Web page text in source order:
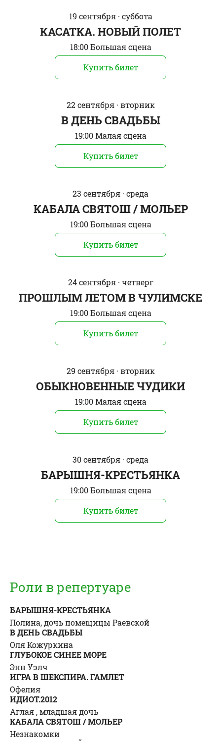
19 сентября · суббота
КАСАТКА. НОВЫЙ ПОЛЕТ
18:00 Большая сцена
Купить билет
22 сентября · вторник
В ДЕНЬ СВAДЬБЫ
19:00 Малая сцена
Купить билет
23 сентября · среда
КАБАЛА СВЯТОШ / МОЛЬЕР
19:00 Большая сцена
Купить билет
24 сентября · четверг
ПРОШЛЫМ ЛЕТОМ В ЧУЛИМСКЕ
19:00 Большая сцена
Купить билет
29 сентября · вторник
ОБЫКНОВЕННЫЕ ЧУДИКИ
19:00 Малая сцена
Купить билет
30 сентября · среда
БАРЫШНЯ-КРЕСТЬЯНКА
19:00 Большая сцена
Купить билет
Роли в репертуаре
БАРЫШНЯ-КРЕСТЬЯНКА
Полина, дочь помещицы Раевской
В ДЕНЬ СВAДЬБЫ
Оля Кожуркина
ГЛУБОКОЕ СИНЕЕ МОРЕ
Энн Уэлч
ИГРА В ШЕКСПИРА. ГАМЛЕТ
Офелия
ИДИОТ.2012
Аглая , младшая дочь
КАБАЛА СВЯТОШ / МОЛЬЕР
Незнакомки